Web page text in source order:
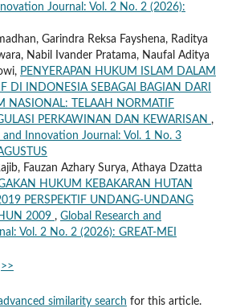
Journal: Vol. 2 No. 2 (2026):
Garindra Reksa Fayshena, Raditya
Nabil Ivander Pratama, Naufal Aditya
PENYERAPAN HUKUM ISLAM DALAM
DI INDONESIA SEBAGAI BAGIAN DARI
NASIONAL: TELAAH NORMATIF
PERKAWINAN DAN KEWARISAN ,
and Innovation Journal: Vol. 1 No. 3
Fauzan Azhary Surya, Athaya Dzatta
HUKUM KEBAKARAN HUTAN
PERSPEKTIF UNDANG-UNDANG
2009 , Global Research and
Vol. 2 No. 2 (2026): GREAT-MEI
>>
similarity search for this article.